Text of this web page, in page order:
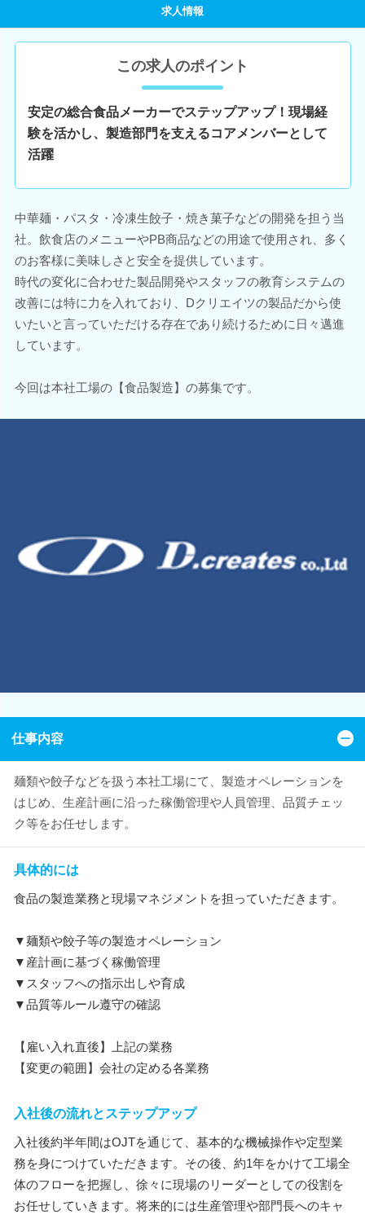
求人情報
この求人のポイント
安定の総合食品メーカーでステップアップ！現場経
験を活かし、製造部門を支えるコアメンバーとして
活躍
中華麺・パスタ・冷凍生餃子・焼き菓子などの開発を担う当
社。飲食店のメニューやPB商品などの用途で使用され、多く
のお客様に美味しさと安全を提供しています。
時代の変化に合わせた製品開発やスタッフの教育システムの
改善には特に力を入れており、Dクリエイツの製品だから使
いたいと言っていただける存在であり続けるために日々邁進
しています。
今回は本社工場の【食品製造】の募集です。
仕事内容
麺類や餃子などを扱う本社工場にて、製造オペレーションを
はじめ、生産計画に沿った稼働管理や人員管理、品質チェッ
ク等をお任せします。
具体的には
食品の製造業務と現場マネジメントを担っていただきます。
▼麺類や餃子等の製造オペレーション
▼産計画に基づく稼働管理
▼スタッフへの指示出しや育成
▼品質等ルール遵守の確認
【雇い入れ直後】上記の業務
【変更の範囲】会社の定める各業務
入社後の流れとステップアップ
入社後約半年間はOJTを通じて、基本的な機械操作や定型業
務を身につけていただきます。その後、約1年をかけて工場全
体のフローを把握し、徐々に現場のリーダーとしての役割を
お任せしていきます。将来的には生産管理や部門長へのキャ